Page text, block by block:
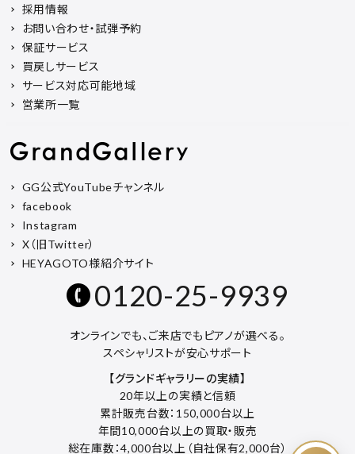
採用情報
お問い合わせ・試弾予約
保証サービス
買戻しサービス
サービス対応可能地域
営業所一覧
GG公式YouTubeチャンネル
facebook
Instagram
X（旧Twitter）
HEYAGOTO様紹介サイト
0120-25-9939
オンラインでも、ご来店でもピアノが選べる。
スペシャリストが安心サポート
【グランドギャラリーの実績】
20年以上の実績と信頼
累計販売台数：150,000台以上
年間10,000台以上の買取・販売
総在庫数：4,000台以上（自社保有2,000台）